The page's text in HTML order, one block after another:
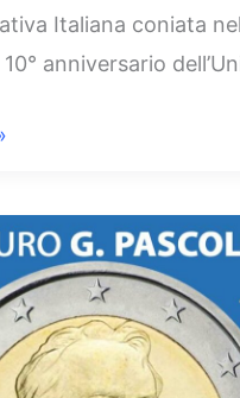
Italiana coniata
anniversario